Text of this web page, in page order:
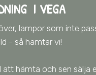
I VEGA
lampor som inte
- så hämtar vi!
att hämta och sen sälja